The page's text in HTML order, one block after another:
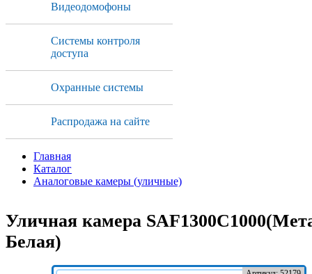
Видеодомофоны
Системы контроля
доступа
Охранные системы
Распродажа на сайте
Главная
Каталог
Аналоговые камеры (уличные)
Уличная камера
Белая)